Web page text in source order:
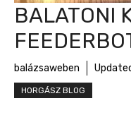
BALATONI
balázsaweben
HORGÁSZ BLOG